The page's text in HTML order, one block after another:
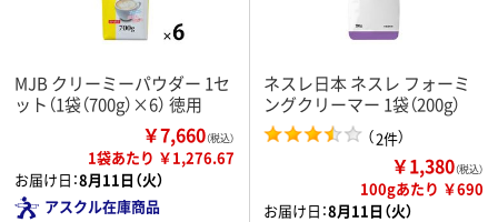
MJB クリーミーパウダー 1セ
ット（1袋（700g）×6） 徳用
￥7,660（税込）
1袋あたり ￥1,276.67
お届け日：8月11日（火）
アスクル在庫商品
ネスレ日本 ネスレ フォーミ
ングクリーマー 1袋（200g）
（2件）
￥1,380（税込）
100gあたり ￥690
お届け日：8月11日（火）